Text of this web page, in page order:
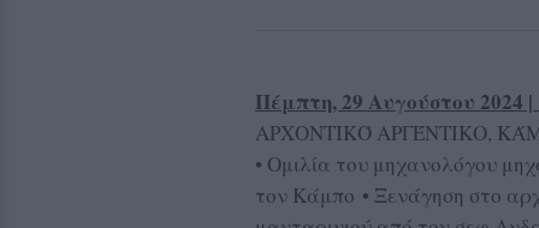
Πέμπτη, 29 Αυγούστου 2024 |
ΑΡΧΟΝΤΙΚΌ ΑΡΓΈΝΤΙΚΟ,
• Ομιλία του μηχανολόγου
τον Κάμπο • Ξενάγηση στο